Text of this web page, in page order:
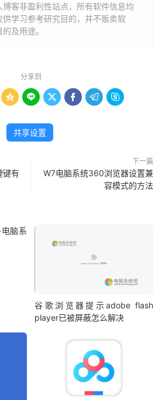
客非盈利性站点，所有软件信息均
学习参考研究目的，并不贩卖软
及用途。
分享到
     
共享设置
键有
下一篇
W7电脑系统360浏览器设置兼
容模式的方法
谷歌浏览器提示adobe flash
player已被屏蔽怎么解决